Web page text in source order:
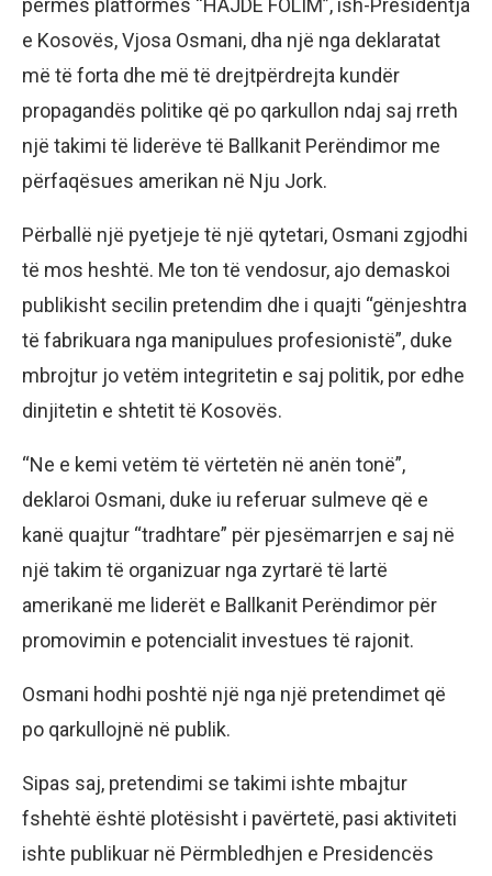
përmes platformës “HAJDE FOLIM”, ish-Presidentja
e Kosovës, Vjosa Osmani, dha një nga deklaratat
më të forta dhe më të drejtpërdrejta kundër
propagandës politike që po qarkullon ndaj saj rreth
një takimi të liderëve të Ballkanit Perëndimor me
përfaqësues amerikan në Nju Jork.
Përballë një pyetjeje të një qytetari, Osmani zgjodhi
të mos heshtë. Me ton të vendosur, ajo demaskoi
publikisht secilin pretendim dhe i quajti “gënjeshtra
të fabrikuara nga manipulues profesionistë”, duke
mbrojtur jo vetëm integritetin e saj politik, por edhe
dinjitetin e shtetit të Kosovës.
“Ne e kemi vetëm të vërtetën në anën tonë”,
deklaroi Osmani, duke iu referuar sulmeve që e
kanë quajtur “tradhtare” për pjesëmarrjen e saj në
një takim të organizuar nga zyrtarë të lartë
amerikanë me liderët e Ballkanit Perëndimor për
promovimin e potencialit investues të rajonit.
Osmani hodhi poshtë një nga një pretendimet që
po qarkullojnë në publik.
Sipas saj, pretendimi se takimi ishte mbajtur
fshehtë është plotësisht i pavërtetë, pasi aktiviteti
ishte publikuar në Përmbledhjen e Presidencës